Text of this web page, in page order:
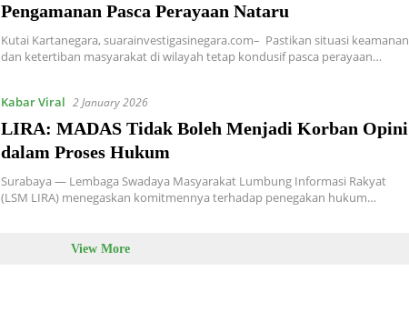
Pengamanan Pasca Perayaan Nataru
Kutai Kartanegara, suarainvestigasinegara.com– Pastikan situasi keamanan
dan ketertiban masyarakat di wilayah tetap kondusif pasca perayaan…
Kabar Viral 2 January 2026
LIRA: MADAS Tidak Boleh Menjadi Korban Opini
dalam Proses Hukum
Surabaya — Lembaga Swadaya Masyarakat Lumbung Informasi Rakyat
(LSM LIRA) menegaskan komitmennya terhadap penegakan hukum…
View More